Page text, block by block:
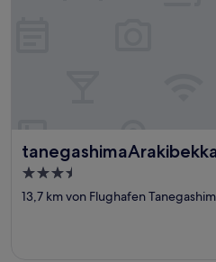
tanegashimaArakibekkan
3.5-
Sterne-
13,7 km von Flughafen